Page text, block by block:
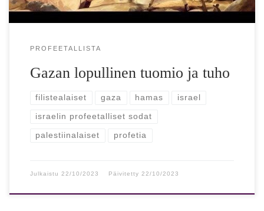
PROFEETALLISTA
Gazan lopullinen tuomio ja tuho
filistealaiset gaza hamas israel
israelin profeetalliset sodat
palestiinalaiset profetia
Julkaistu 22/10/2023 Päivitetty 22/10/2023